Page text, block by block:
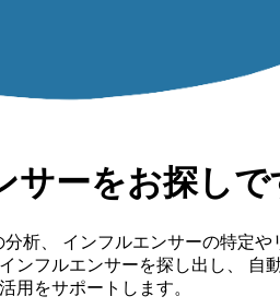
サーをお探しで
析、 インフルエンサーの特定
フルエンサーを探し出し、 自
用をサポートします。